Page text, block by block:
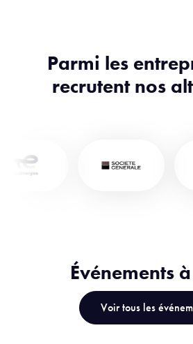
Parmi les
recrutent nos
Événements
Voir tous les